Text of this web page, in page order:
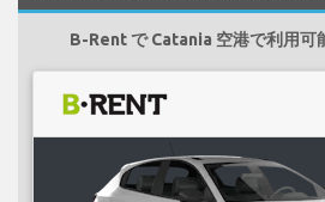
B-Rent で Catania 空港で利用可